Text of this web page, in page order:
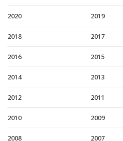
2020 2019
2018 2017
2016 2015
2014 2013
2012 2011
2010 2009
2008 2007